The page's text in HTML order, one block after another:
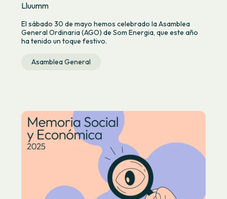
Lluumm
El sábado 30 de mayo hemos celebrado la Asamblea
General Ordinaria (AGO) de Som Energia, que este año
ha tenido un toque festivo.
Asamblea General